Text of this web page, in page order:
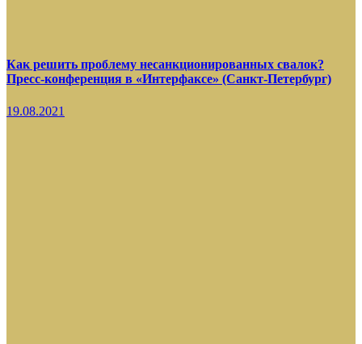
Как решить проблему несанкционированных свалок?
Пресс-конференция в «Интерфаксе» (Санкт-Петербург)
19.08.2021